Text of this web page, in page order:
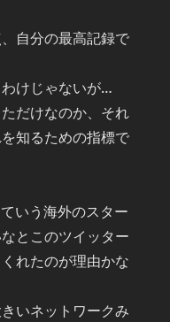
自分の最高記録で
けじゃないが…
だけなのか、それ
知るための指標で
いう海外のスター
とこのツイッター
れたのが理由かな
いネットワークみ